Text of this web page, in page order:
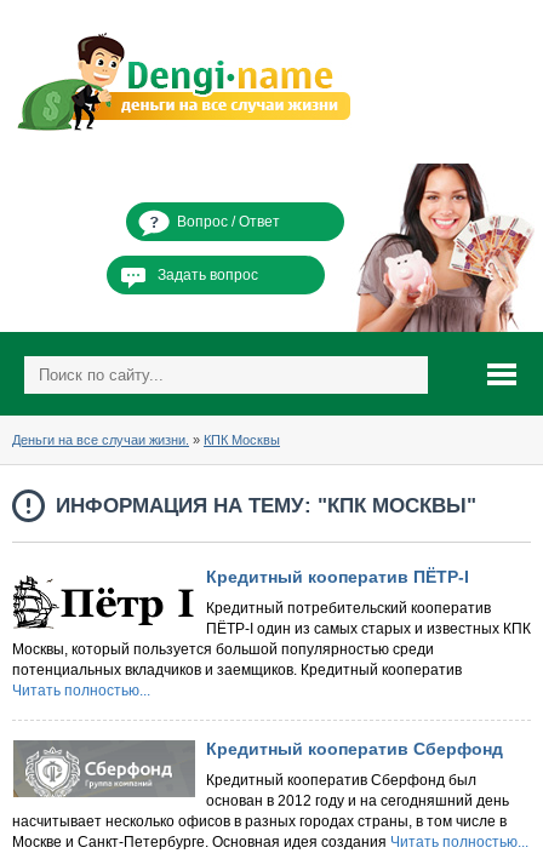
Вопрос / Ответ
Задать вопрос
Деньги на все случаи жизни. » КПК Москвы
ИНФОРМАЦИЯ НА ТЕМУ: "КПК МОСКВЫ"
Кредитный кооператив ПЁТР-I
Кредитный потребительский кооператив
ПЁТР-I один из самых старых и известных КПК
Москвы, который пользуется большой популярностью среди
потенциальных вкладчиков и заемщиков. Кредитный кооператив
Читать полностью...
Кредитный кооператив Сберфонд
Кредитный кооператив Сберфонд был
основан в 2012 году и на сегодняшний день
насчитывает несколько офисов в разных городах страны, в том числе в
Москве и Санкт-Петербурге. Основная идея создания Читать полностью...